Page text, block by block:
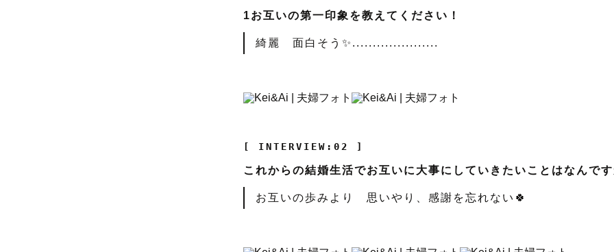
1お互いの第一印象を教えてください！
綺麗 面白そう✨.....................
[ INTERVIEW:02 ]
これからの結婚生活でお互いに大事にしていきたいことはなんで
お互いの歩みより 思いやり、感謝を忘れない🍀